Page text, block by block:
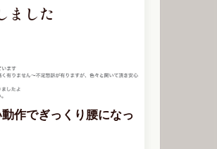
ました
作でぎっくり腰になっ